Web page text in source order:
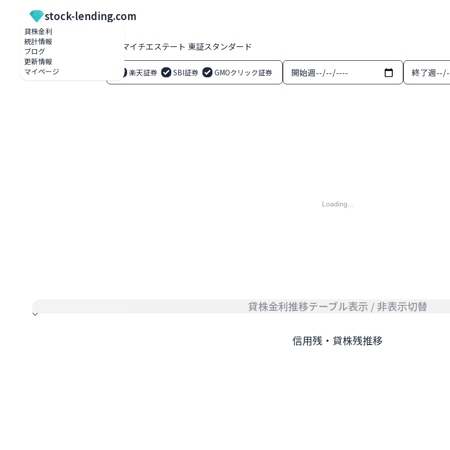
貸株金利
統計情報
ブログ
更新情報
マイページ
stock-lending.com
貸株金利一覧 2984 ヤマイチエステート 東証スタンダード
楽天証券 SBI証券 GMOクリック証券 開始週 終了週
Loading...
貸株金利推移テーブル表示 / 非表示切替
信用残・貸株残推移